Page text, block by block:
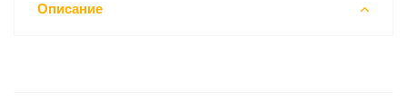
Описание